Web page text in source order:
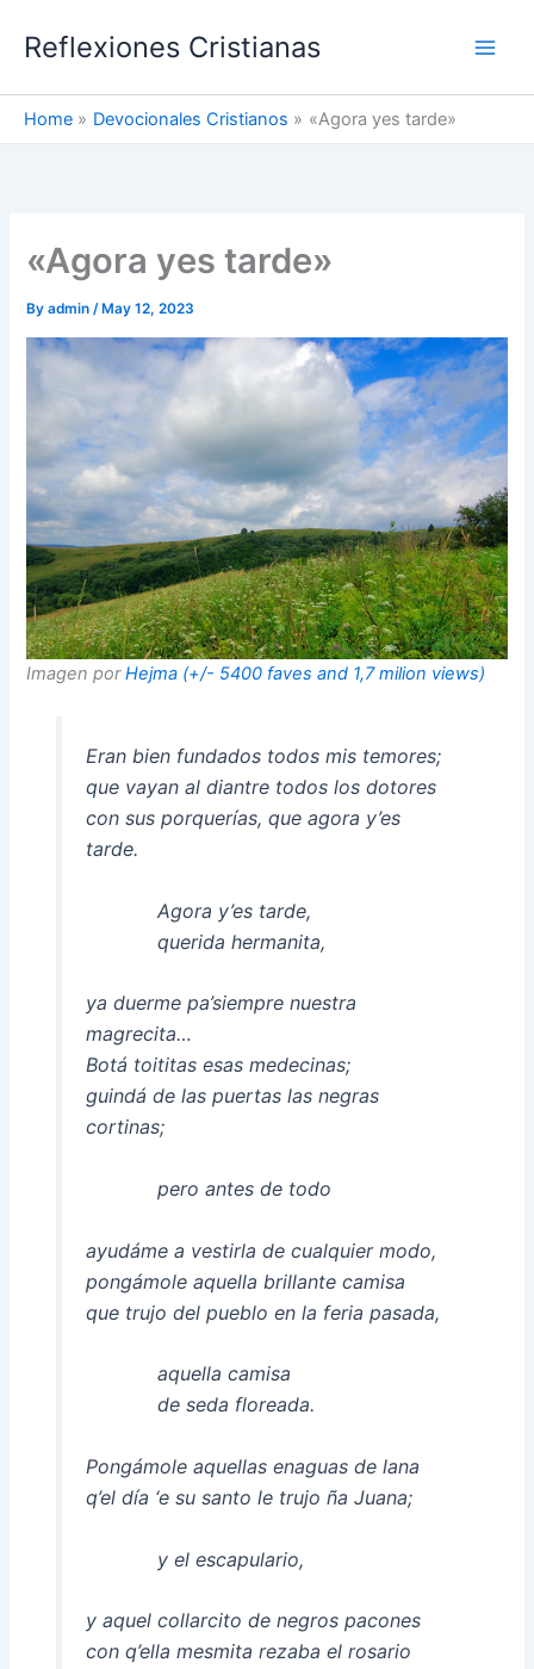
Reflexiones Cristianas
Home Devocionales Cristianos «Agora yes tarde»
«Agora yes tarde»
Byadmin/ May 12, 2023
Imagen porHejma (+/- 5400 faves and 1,7 milion views)
Eran bien fundados todos mis temores;
que vayan al diantre todos los dotores
con sus porquerías, que agora y’es
tarde.
Agora y’es tarde,
querida hermanita,
ya duerme pa’siempre nuestra
magrecita…
Botá toititas esas medecinas;
guindá de las puertas las negras
cortinas;
pero antes de todo
ayudáme a vestirla de cualquier modo,
pongámole aquella brillante camisa
que trujo del pueblo en la feria pasada,
aquella camisa
de seda floreada.
Pongámole aquellas enaguas de lana
q’el día ‘e su santo le trujo ña Juana;
y el escapulario,
y aquel collarcito de negros pacones
con q’ella mesmita rezaba el rosario